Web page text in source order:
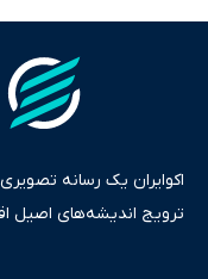
اکوایران یک رسانه
ترویج اندیشه‌های اصیل
ایران و جهان را در